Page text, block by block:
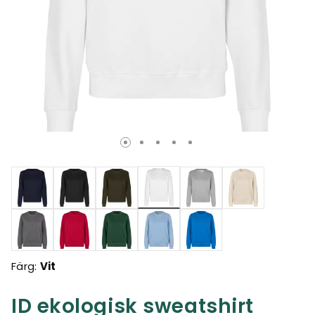
ID ekologisk sweatshirt
Valda
Färg: Vit